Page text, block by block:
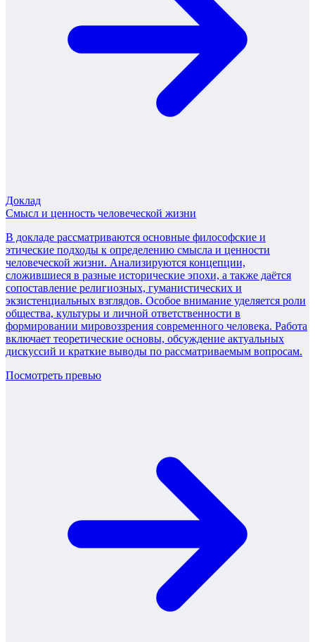
Доклад
Смысл и ценность человеческой жизни
В докладе рассматриваются основные философские и
этические подходы к определению смысла и ценности
человеческой жизни. Анализируются концепции,
сложившиеся в разные исторические эпохи, а также даётся
сопоставление религиозных, гуманистических и
экзистенциальных взглядов. Особое внимание уделяется роли
общества, культуры и личной ответственности в
формировании мировоззрения современного человека. Работа
включает теоретические основы, обсуждение актуальных
дискуссий и краткие выводы по рассматриваемым вопросам.
Посмотреть превью